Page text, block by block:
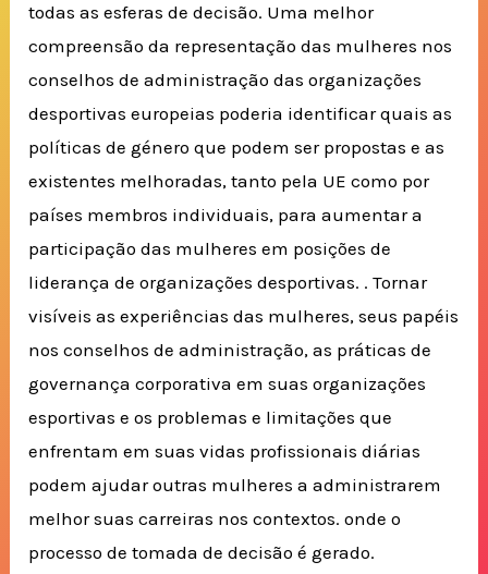
todas as esferas de decisão. Uma melhor
compreensão da representação das mulheres nos
conselhos de administração das organizações
desportivas europeias poderia identificar quais as
políticas de género que podem ser propostas e as
existentes melhoradas, tanto pela UE como por
países membros individuais, para aumentar a
participação das mulheres em posições de
liderança de organizações desportivas. .Tornar
visíveis as experiências das mulheres, seus papéis
nos conselhos de administração, as práticas de
governança corporativa em suas organizações
esportivas e os problemas e limitações que
enfrentam em suas vidas profissionais diárias
podem ajudar outras mulheres a administrarem
melhor suas carreiras nos contextos.onde o
processo de tomada de decisão é gerado.